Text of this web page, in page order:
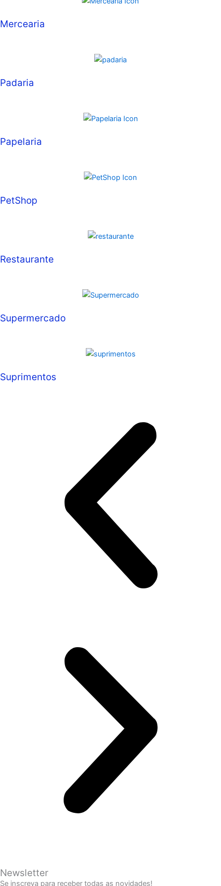
Mercearia
Padaria
Papelaria
PetShop
Restaurante
Supermercado
Suprimentos
Newsletter
Se inscreva para receber todas as novidades!